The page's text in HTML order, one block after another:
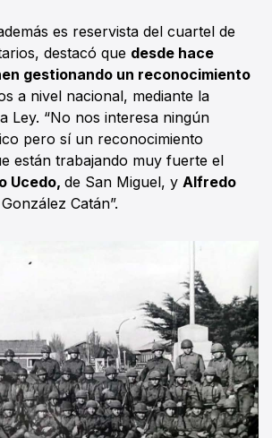
es reservista del cuartel de
destacó que desde hace
gestionando un reconocimiento
a nivel nacional, mediante la
Ley. “No nos interesa ningún
pero sí un reconocimiento
están trabajando muy fuerte el
Ucedo, de San Miguel, y Alfredo
Catán”.